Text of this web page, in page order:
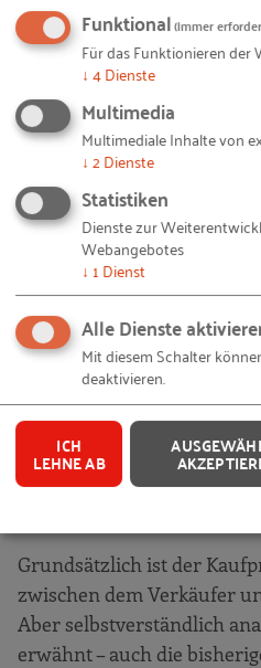
fair sein und die daraus
darf die wirtschaftliche
Unternehmens nicht
Tilgung für die
genügend Liquidität
laufenden
Wachstum oder auch
Ersatzinvestitionen, die
Jahren vor dem Verkauf
finanzieren zu können.
vor allem auch dann, wenn
abkühlt.
So mancher Käufer
Covid19-Pandemie und
deutlich sinkt. Wie geht
Grundsätzlich ist der
zwischen dem Verkäufer
Aber selbstverständlich
erwähnt – auch die
Funktional(immer
Für das Funktionieren
↓ 4Dienste
Multimedia
Multimediale Inhalte von
↓ 2Dienste
Statistiken
Dienste zur
Webangebotes
↓ 1 Dienst
Alle Dienste
Mit diesem Schalter
deaktivieren.
ICH
LEHNE AB